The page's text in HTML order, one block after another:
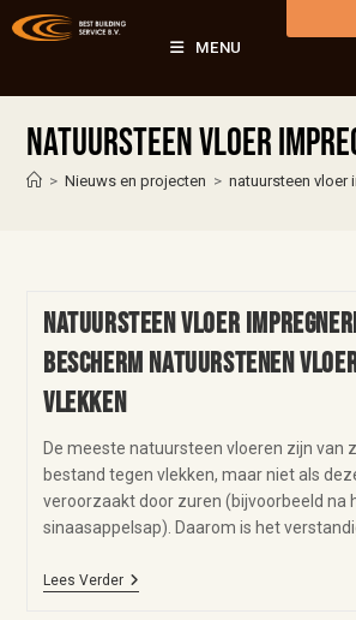
MENU
natuursteen vloer
> Nieuws en projecten > natuursteen vloer
Natuursteen vloer
bescherm natuurstenen
vlekken
De meeste natuursteen vloeren zijn van
bestand tegen vlekken, maar niet als
veroorzaakt door zuren (bijvoorbeeld na
sinaasappelsap). Daarom is het
Lees Verder